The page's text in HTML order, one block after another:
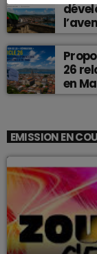
26
en
EMISSION EN